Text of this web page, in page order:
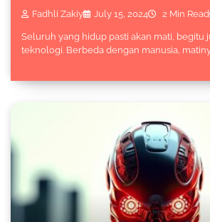
Fadhli Zakiy July 15, 2024 2 Min Read
Seluruh yang hidup pasti akan mati, begitu
teknologi. Berbeda dengan manusia,